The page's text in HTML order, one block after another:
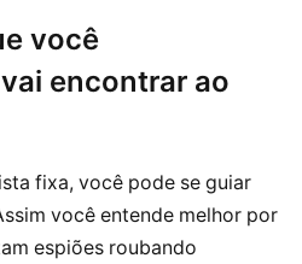
você
encontrar ao
fixa, você pode se guiar
você entende melhor por
espiões roubando